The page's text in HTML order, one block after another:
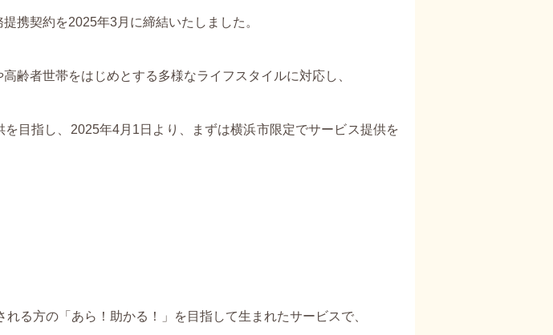
携契約を2025年3月に締結いたしました。
齢者世帯をはじめとする多様なライフスタイルに対応し、
を目指し、2025年4月1日より、まずは横浜市限定でサービス提供を
る方の「あら！助かる！」を目指して生まれたサービスで、